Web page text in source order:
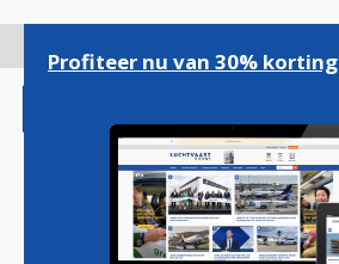
gaan
Profiteer nu van 30% korting